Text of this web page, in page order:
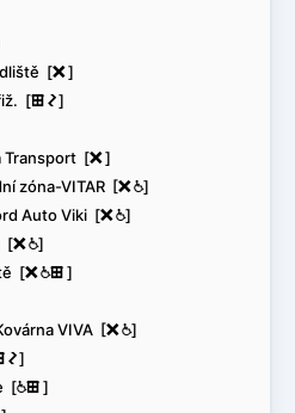
[ë]
[æó]
Transport [ë]
zóna-VITAR [ë@]
Auto Viki [ë@]
[ë@]
[ë@æ]
VIVA [ë@]
ó]
[@æ]